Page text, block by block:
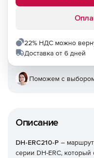
Описание
DH-ERC210-P –
серии DH-ERC,
22% НДС можно
Доставка от 6 дней
Поможем с